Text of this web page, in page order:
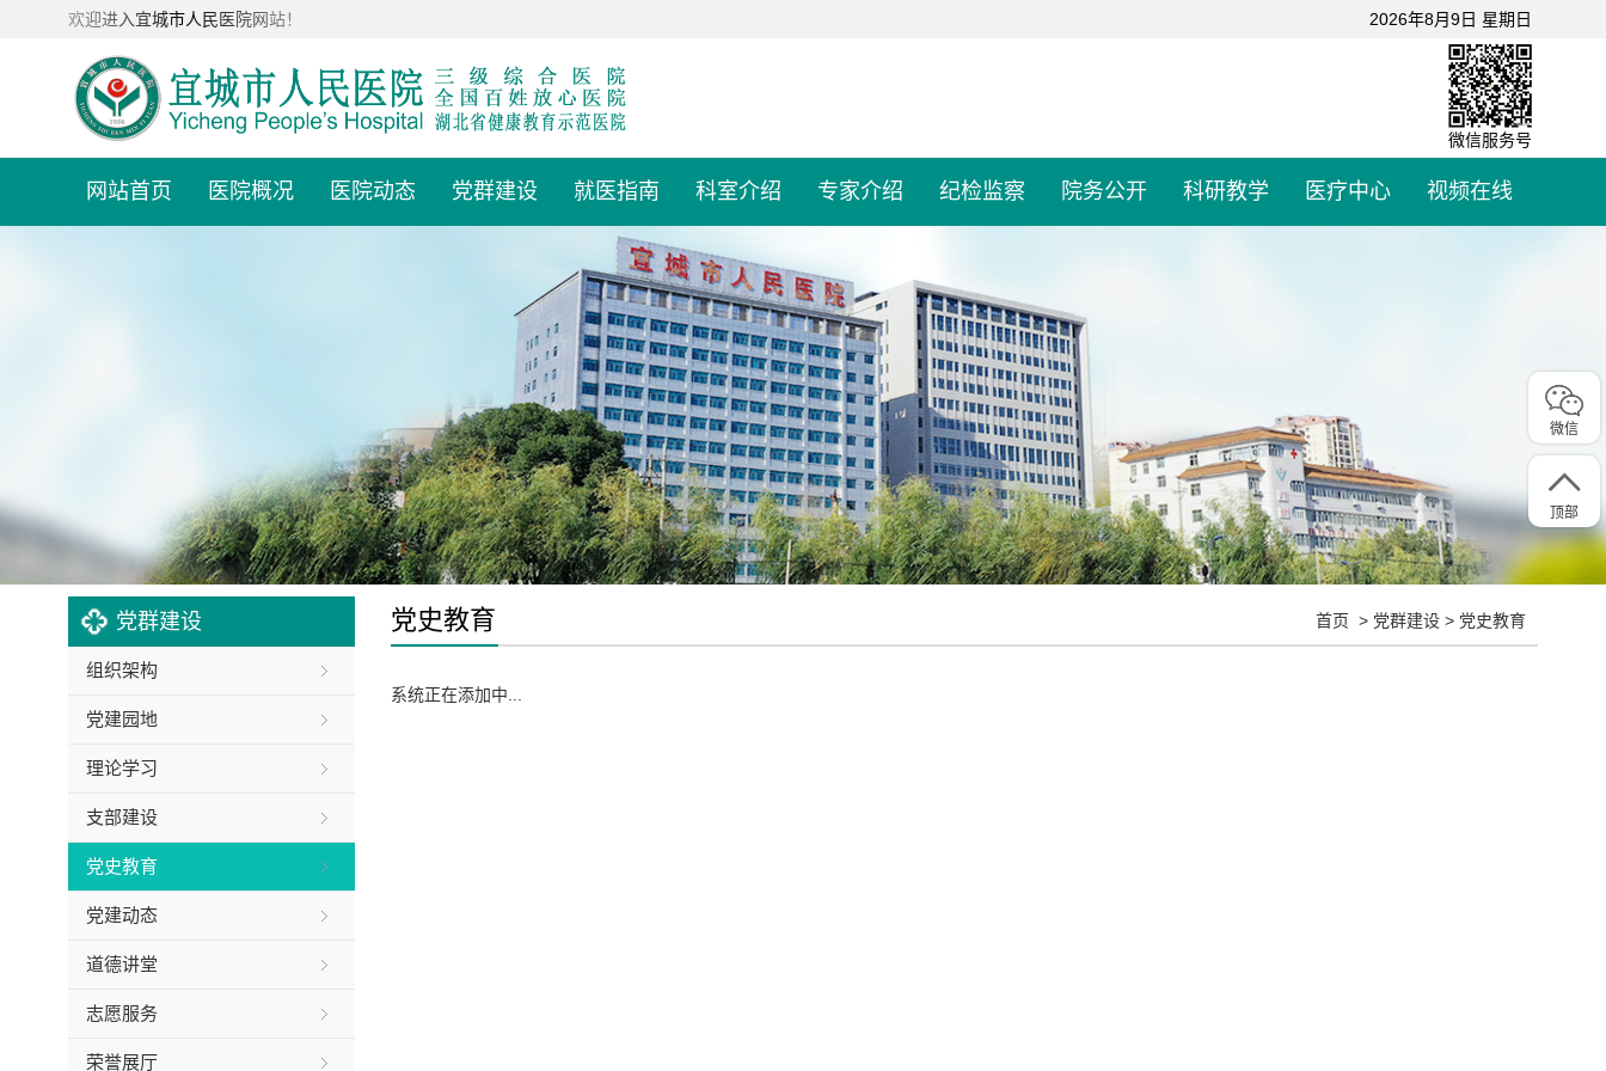
欢迎进入宜城市人民医院网站！ 2026年8月9日 星期日
微信服务号
网站首页 医院概况 医院动态 党群建设 就医指南 科室介绍 专家介绍 纪检监察 院务公开 科研教学 医疗中心 视频在线
党群建设
组织架构
党建园地
理论学习
支部建设
党史教育
党建动态
道德讲堂
志愿服务
荣誉展厅
党史教育 首页 > 党群建设 > 党史教育
系统正在添加中...
微信
顶部